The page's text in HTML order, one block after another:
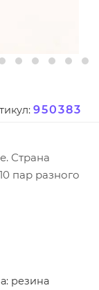
950383
Страна
пар разного
резина